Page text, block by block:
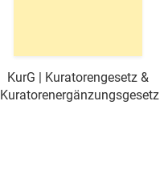
KurG | Kuratorengesetz &
Kuratorenergänzungsgesetz